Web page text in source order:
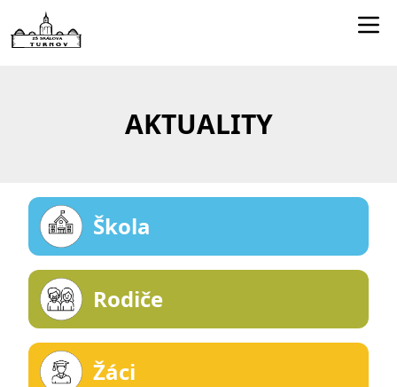
Kontakty
AKTUALITY
Škola
Rodiče
Žáci